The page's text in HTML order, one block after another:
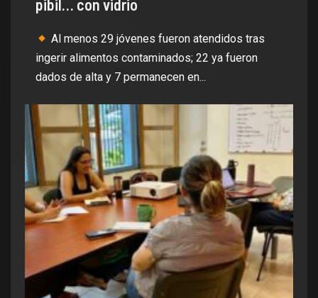
pibil… con vidrio
Al menos 29 jóvenes fueron atendidos tras
ingerir alimentos contaminados; 22 ya fueron
dados de alta y 7 permanecen en...